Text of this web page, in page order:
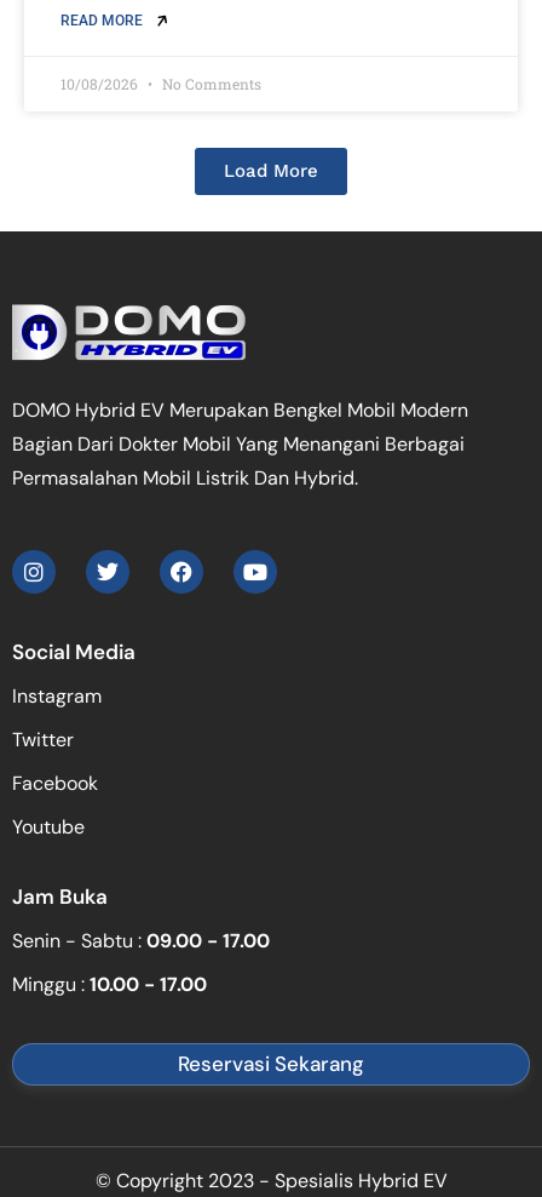
READ MORE
10/08/2026 No Comments
Load More
DOMO Hybrid EV Merupakan Bengkel Mobil Modern
Bagian Dari Dokter Mobil Yang Menangani Berbagai
Permasalahan Mobil Listrik Dan Hybrid.
Social Media
Instagram
Twitter
Facebook
Youtube
Jam Buka
Senin - Sabtu :09.00 - 17.00
Minggu :10.00 - 17.00
Reservasi Sekarang
© Copyright 2023 - Spesialis Hybrid EV